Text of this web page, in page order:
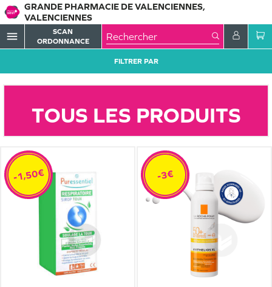
GRANDE PHARMACIE DE VALENCIENNES,
VALENCIENNES
menu
SCAN
ORDONNANCE
FILTRER PAR
TOUS LES PRODUITS
-1,50€ -3€